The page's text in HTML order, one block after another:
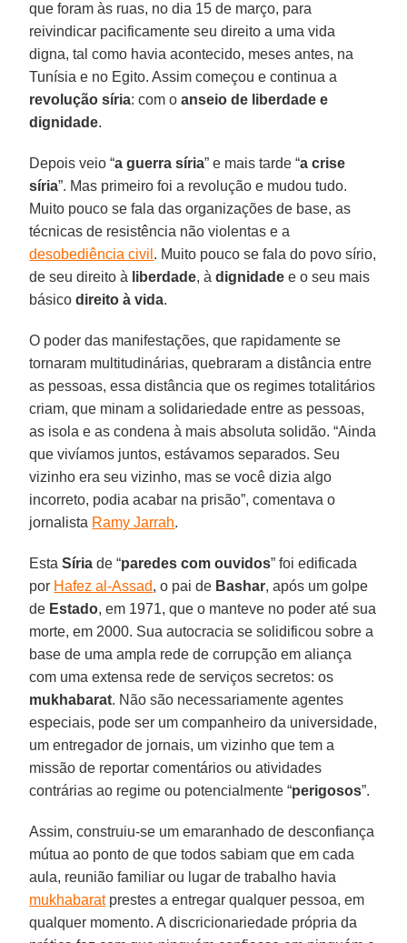
que foram às ruas, no dia 15 de março, para
reivindicar pacificamente seu direito a uma vida
digna, tal como havia acontecido, meses antes, na
Tunísia e no Egito. Assim começou e continua a
revolução síria: com oanseio de liberdade e
dignidade.
Depois veio “a guerra síria” e mais tarde “a crise
síria”. Mas primeiro foi a revolução e mudou tudo.
Muito pouco se fala das organizações de base, as
técnicas de resistência não violentas e a
desobediência civil . Muito pouco se fala do povo sírio,
de seu direito à liberdade, àdignidade e o seu mais
básicodireito à vida.
O poder das manifestações, que rapidamente se
tornaram multitudinárias, quebraram a distância entre
as pessoas, essa distância que os regimes totalitários
criam, que minam a solidariedade entre as pessoas,
as isola e as condena à mais absoluta solidão. “Ainda
que vivíamos juntos, estávamos separados. Seu
vizinho era seu vizinho, mas se você dizia algo
incorreto, podia acabar na prisão”, comentava o
jornalista Ramy Jarrah.
EstaSíria de “paredes com ouvidos” foi edificada
por Hafez al-Assad, o pai de Bashar, após um golpe
de Estado, em 1971, que o manteve no poder até sua
morte, em 2000. Sua autocracia se solidificou sobre a
base de uma ampla rede de corrupção em aliança
com uma extensa rede de serviços secretos: os
mukhabarat. Não são necessariamente agentes
especiais, pode ser um companheiro da universidade,
um entregador de jornais, um vizinho que tem a
missão de reportar comentários ou atividades
contrárias ao regime ou potencialmente “perigosos”.
Assim, construiu-se um emaranhado de desconfiança
mútua ao ponto de que todos sabiam que em cada
aula, reunião familiar ou lugar de trabalho havia
mukhabaratprestes a entregar qualquer pessoa, em
qualquer momento. A discricionariedade própria da